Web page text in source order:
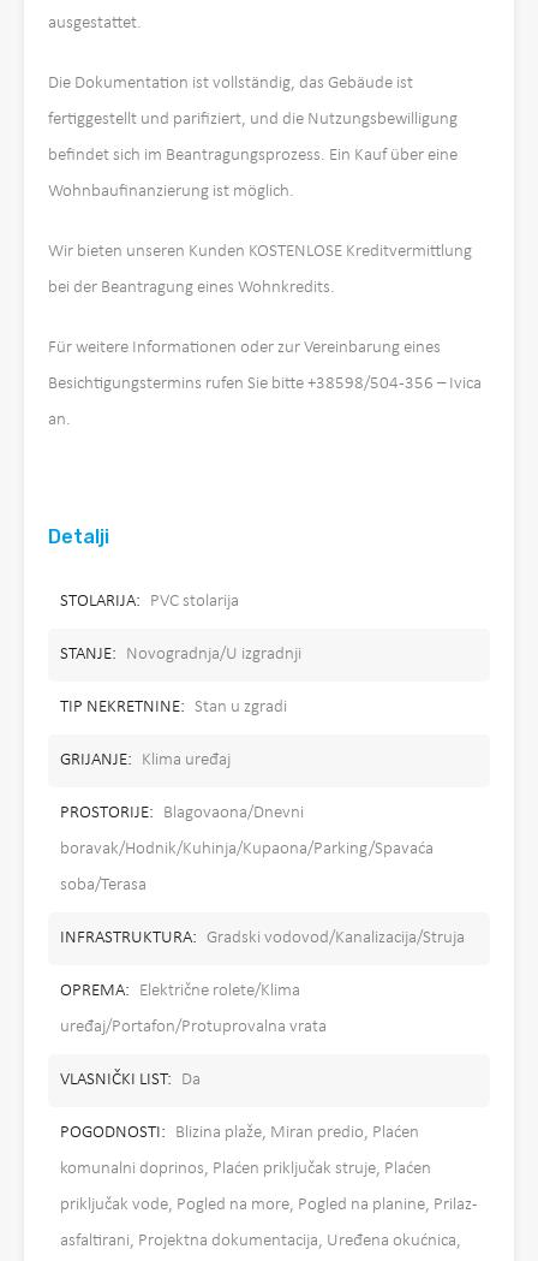
ausgestattet.
Die Dokumentation ist vollständig, das Gebäude ist
fertiggestellt und parifiziert, und die Nutzungsbewilligung
befindet sich im Beantragungsprozess. Ein Kauf über eine
Wohnbaufinanzierung ist möglich.
Wir bieten unseren Kunden KOSTENLOSE Kreditvermittlung
bei der Beantragung eines Wohnkredits.
Für weitere Informationen oder zur Vereinbarung eines
Besichtigungstermins rufen Sie bitte +38598/504-356 – Ivica
an.
Detalji
STOLARIJA: PVC stolarija
STANJE: Novogradnja/U izgradnji
TIP NEKRETNINE: Stan u zgradi
GRIJANJE: Klima uređaj
PROSTORIJE:
Blagovaona/Dnevni
boravak/Hodnik/Kuhinja/Kupaona/Parking/Spavaća
soba/Terasa
INFRASTRUKTURA: Gradski vodovod/Kanalizacija/Struja
OPREMA:
Električne rolete/Klima
uređaj/Portafon/Protuprovalna vrata
VLASNIČKI LIST: Da
POGODNOSTI:
Blizina plaže, Miran predio, Plaćen
komunalni doprinos, Plaćen priključak struje, Plaćen
priključak vode, Pogled na more, Pogled na planine, Prilaz -
asfaltirani, Projektna dokumentacija, Uređena okućnica,